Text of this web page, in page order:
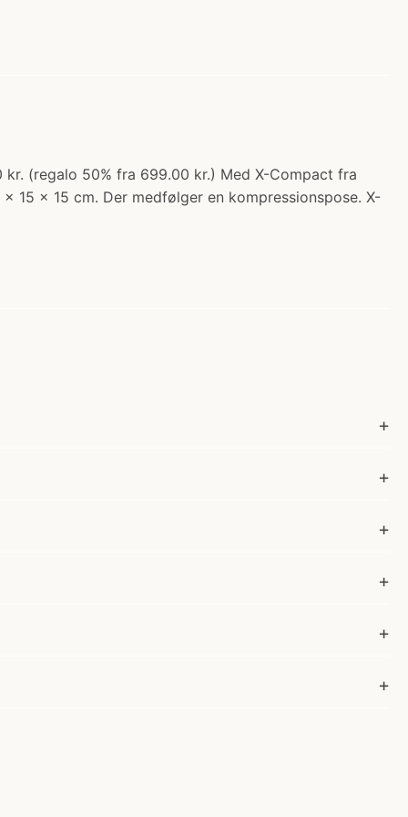
(regalo 50% fra 699.00 kr.) Med X-Compact fra
15 x 15 cm. Der medfølger en kompressionspose. X-